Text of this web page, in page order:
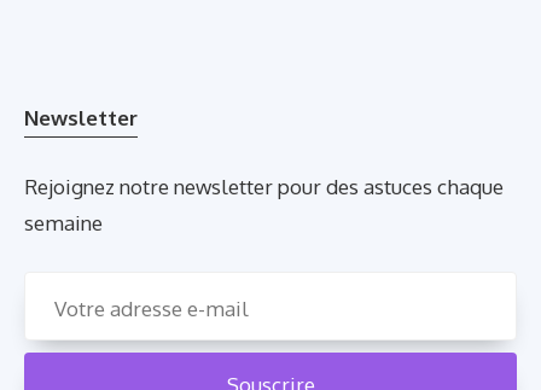
Newsletter
Rejoignez notre newsletter pour des astuces chaque
semaine